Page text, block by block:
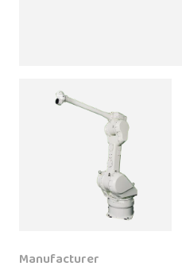
Manufacturer